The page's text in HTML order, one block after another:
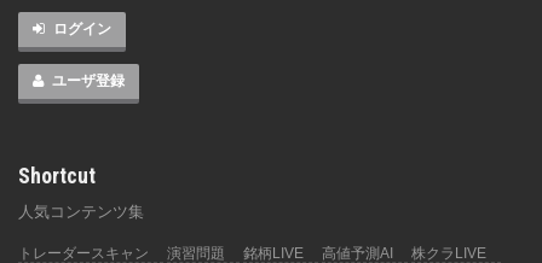
ログイン
ユーザ登録
Shortcut
人気コンテンツ集
トレーダースキャン 演習問題 銘柄LIVE 高値予測AI 株クラLIVE